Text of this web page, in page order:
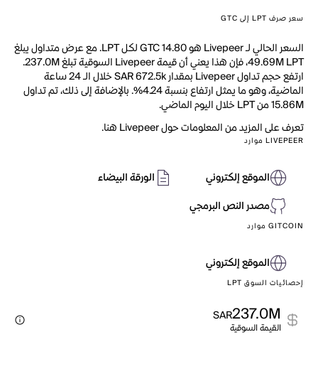
سعر صرف LPT إلى GTC
السعر الحالي لـ Livepeer هو GTC 14.80 لكل LPT. مع عرض متداول يبلغ
49.69M LPT، فإن هذا يعني أن قيمة Livepeer السوقية تبلغ 237.0M.
ارتفع حجم تداول Livepeer بمقدار SAR 672.5k خلال الـ 24 ساعة
الماضية، وهو ما يمثل ارتفاع بنسبة 4.24%. بالإضافة إلى ذلك، تم تداول
15.86M من LPT خلال اليوم الماضي.
تعرف على المزيد من المعلومات حول Livepeer هنا.
LIVEPEER موارد
الموقع إلكتروني
الورقة البيضاء
مصدر النص البرمجي
GITCOIN موارد
الموقع إلكتروني
إحصائيات السوق LPT
237.0M
SAR
القيمة السوقية